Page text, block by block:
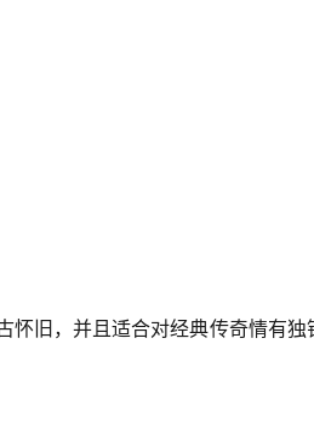
怀旧，并且适合对经典传奇情有独